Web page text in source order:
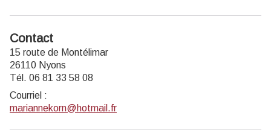
Contact
15 route de Montélimar
26110 Nyons
Tél. 06 81 33 58 08
Courriel :
mariannekorn@hotmail.fr